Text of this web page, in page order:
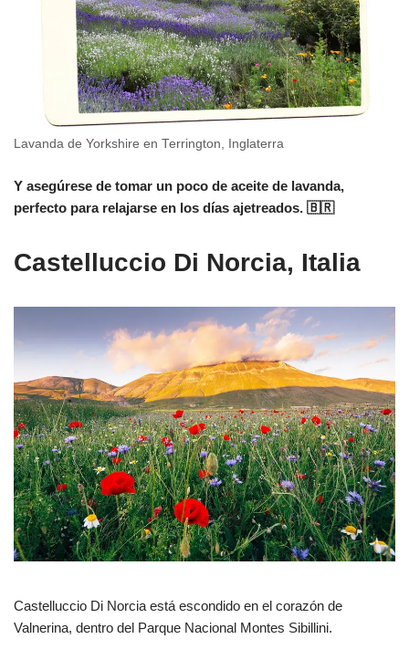
Lavanda de Yorkshire en Terrington, Inglaterra
Y asegúrese de tomar un poco de aceite de lavanda,
perfecto para relajarse en los días ajetreados. 🇧🇷
Castelluccio Di Norcia, Italia
Castelluccio Di Norcia está escondido en el corazón de
Valnerina, dentro del Parque Nacional Montes Sibillini.